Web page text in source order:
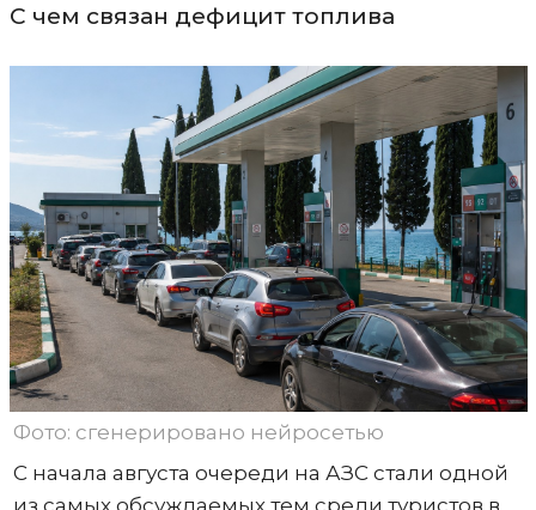
С чем связан дефицит топлива
Фото: сгенерировано нейросетью
С начала августа очереди на АЗС стали одной